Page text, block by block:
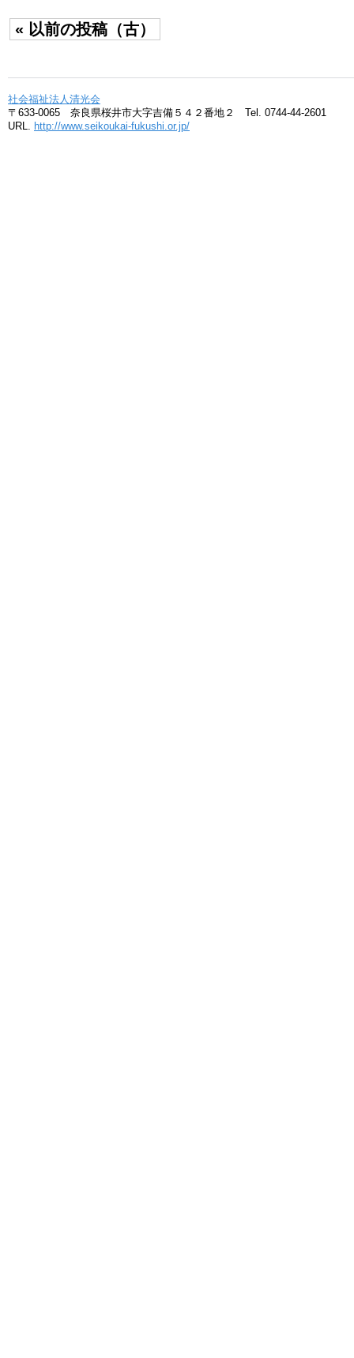
« 以前の投稿（古）
社会福祉法人清光会
〒633-0065 奈良県桜井市大字吉備５４２番地２ Tel. 0744-44-2601
URL.
http://www.seikoukai-fukushi.or.jp/